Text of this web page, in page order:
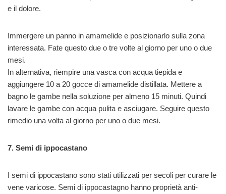
e il dolore.
Immergere un panno in amamelide e posizionarlo sulla zona
interessata. Fate questo due o tre volte al giorno per uno o due
mesi.
In alternativa, riempire una vasca con acqua tiepida e
aggiungere 10 a 20 gocce di amamelide distillata. Mettere a
bagno le gambe nella soluzione per almeno 15 minuti. Quindi
lavare le gambe con acqua pulita e asciugare. Seguire questo
rimedio una volta al giorno per uno o due mesi.
7. Semi di ippocastano
I semi di ippocastano sono stati utilizzati per secoli per curare le
vene varicose. Semi di ippocastagno hanno proprietà anti-